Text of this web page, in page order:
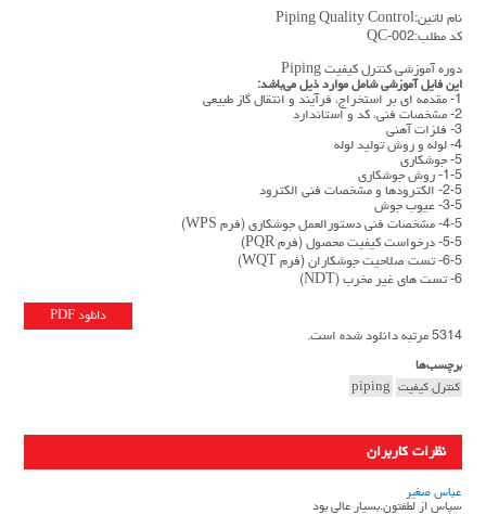
نام لاتین:Piping Quality Control
کد مطلب:QC-002
دوره آموزشی کنترل کیفیت Piping
این فایل آموزشی شامل موارد ذیل می‌باشد:
1- مقدمه ای بر استخراج، فرآیند و انتقال گاز طبیعی
2- مشخصات فنی، کد و استاندارد
3- فلزات آهنی
4- لوله و روش تولید لوله
5- جوشکاری
1-5- روش جوشکاری
2-5- الکترودها و مشخصات فنی الکترود
3-5- عیوب جوش
4-5- مشخصات فنی دستورالعمل جوشکاری (فرم WPS)
5-5- درخواست کیفیت محصول (فرم PQR)
6-5- تست صلاحیت جوشکاران (فرم WQT)
6- تست های غیر مخرب (NDT)
دانلود PDF
5314 مرتبه دانلود شده است.
برچسب‌ها
کنترل کیفیت piping
نظرات کاربران
عباس صغیر
سپاس از لطفتون.بسیار عالی بود